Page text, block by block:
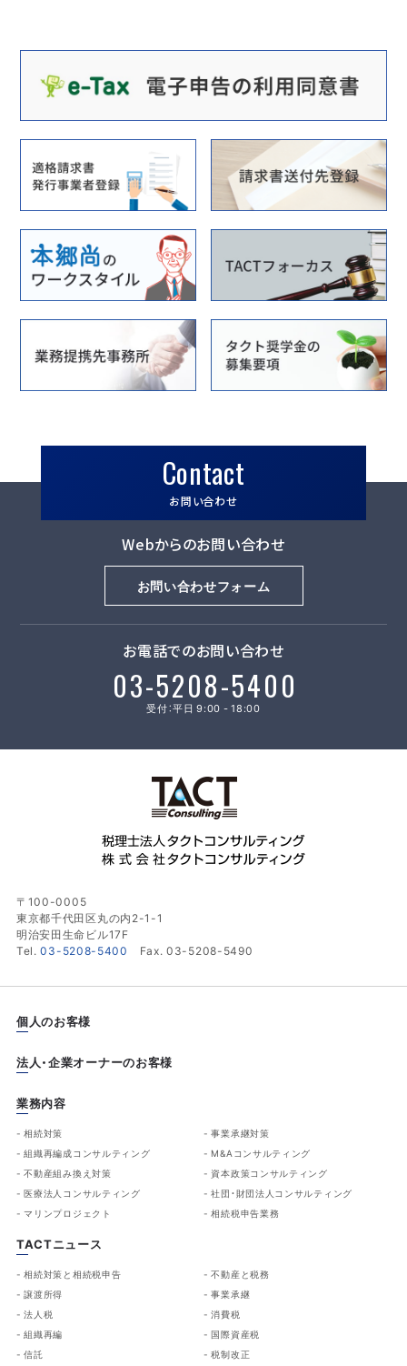
Contact
お問い合わせ
Webからのお問い合わせ
お問い合わせフォーム
お電話でのお問い合わせ
03-5208-5400
受付：平日 9:00 - 18:00
〒100-0005
東京都千代田区丸の内2-1-1
明治安田生命ビル17F
Tel.03-5208-5400 Fax. 03-5208-5490
個人のお客様
法人・企業オーナーのお客様
業務内容
相続対策
事業承継対策
組織再編成コンサルティング
M&Aコンサルティング
不動産組み換え対策
資本政策コンサルティング
医療法人コンサルティング
社団・財団法人コンサルティング
マリンプロジェクト
相続税申告業務
TACTニュース
相続対策と相続税申告
不動産と税務
譲渡所得
事業承継
法人税
消費税
組織再編
国際資産税
信託
税制改正